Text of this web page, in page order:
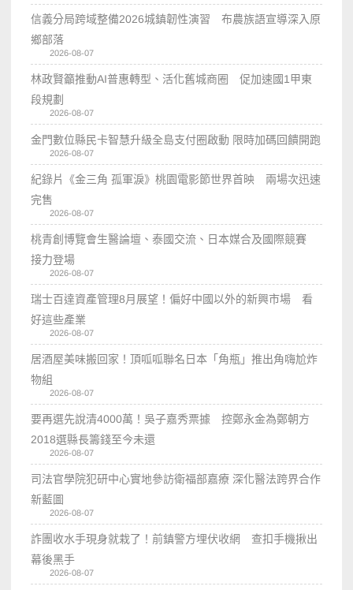
信義分局跨域整備2026城鎮韌性演習 布農族語宣導深入原
鄉部落
2026-08-07
林政賢籲推動AI普惠轉型、活化舊城商圈 促加速國1甲東
段規劃
2026-08-07
金門數位縣民卡智慧升級全島支付圈啟動 限時加碼回饋開跑
2026-08-07
紀錄片《金三角 孤軍淚》桃園電影節世界首映 兩場次迅速
完售
2026-08-07
桃青創博覽會生醫論壇、泰國交流、日本媒合及國際競賽
接力登場
2026-08-07
瑞士百達資產管理8月展望！偏好中國以外的新興市場 看
好這些產業
2026-08-07
居酒屋美味搬回家！頂呱呱聯名日本「角瓶」推出角嗨尬炸
物組
2026-08-07
要再選先說清4000萬！吳子嘉秀票據 控鄭永金為鄭朝方
2018選縣長籌錢至今未還
2026-08-07
司法官學院犯研中心實地參訪衛福部嘉療 深化醫法跨界合作
新藍圖
2026-08-07
詐團收水手現身就栽了！前鎮警方埋伏收網 查扣手機揪出
幕後黑手
2026-08-07